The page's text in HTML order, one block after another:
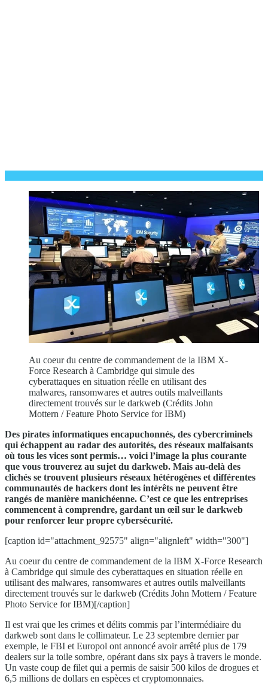
Au coeur du centre de commandement de la IBM X-
Force Research à Cambridge qui simule des
cyberattaques en situation réelle en utilisant des
malwares, ransomwares et autres outils malveillants
directement trouvés sur le darkweb (Crédits John
Mottern / Feature Photo Service for IBM)
Des pirates informatiques encapuchonnés, des cybercriminels
qui échappent au radar des autorités, des réseaux malfaisants
où tous les vices sont permis… voici l’image la plus courante
que vous trouverez au sujet du darkweb. Mais au-delà des
clichés se trouvent plusieurs réseaux hétérogènes et différentes
communautés de hackers dont les intérêts ne peuvent être
rangés de manière manichéenne. C’est ce que les entreprises
commencent à comprendre, gardant un œil sur le darkweb
pour renforcer leur propre cybersécurité.
[caption id="attachment_92575" align="alignleft" width="300"]
Au coeur du centre de commandement de la IBM X-Force Research
à Cambridge qui simule des cyberattaques en situation réelle en
utilisant des malwares, ransomwares et autres outils malveillants
directement trouvés sur le darkweb (Crédits John Mottern / Feature
Photo Service for IBM)[/caption]
Il est vrai que les crimes et délits commis par l’intermédiaire du
darkweb sont dans le collimateur. Le 23 septembre dernier par
exemple, le FBI et Europol ont annoncé avoir arrêté plus de 179
dealers sur la toile sombre, opérant dans six pays à travers le monde.
Un vaste coup de filet qui a permis de saisir 500 kilos de drogues et
6,5 millions de dollars en espèces et cryptomonnaies.